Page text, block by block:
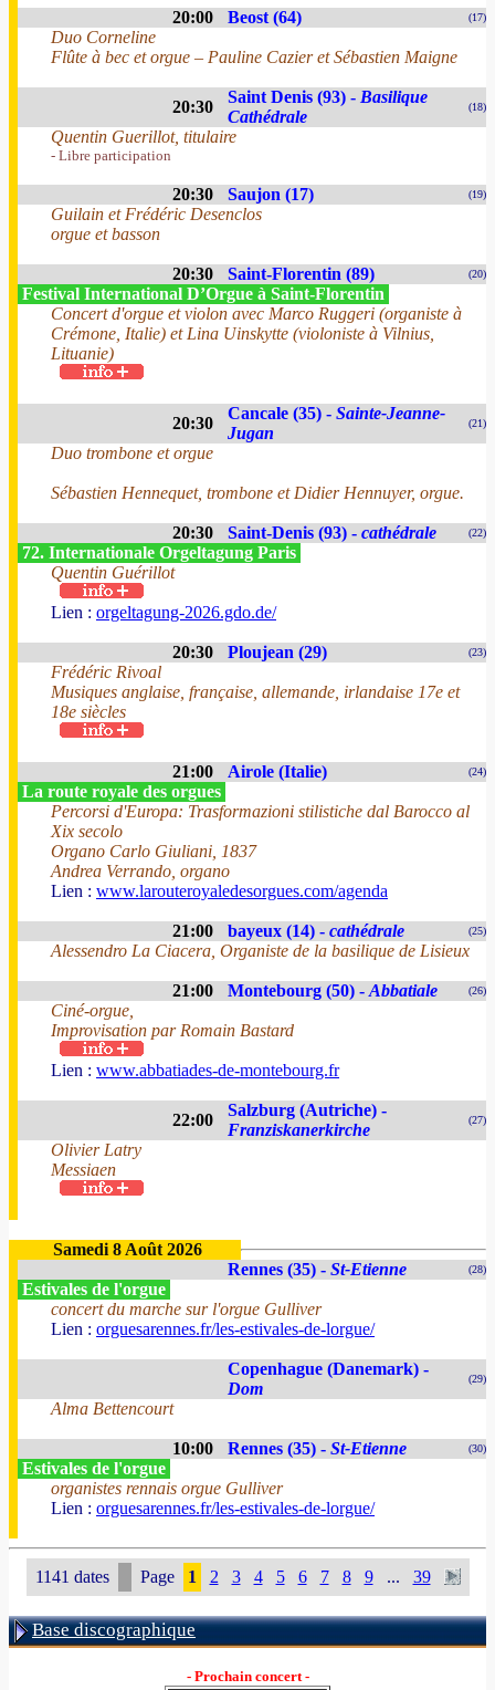
20:00 Beost (64) (17)
Duo Corneline
Flûte à bec et orgue – Pauline Cazier et Sébastien Maigne
20:30
Saint Denis (93) - Basilique
Cathédrale
(18)
Quentin Guerillot, titulaire
- Libre participation
20:30 Saujon (17) (19)
Guilain et Frédéric Desenclos
orgue et basson
20:30 Saint-Florentin (89) (20)
Festival International D’Orgue à Saint-Florentin
Concert d'orgue et violon avec Marco Ruggeri (organiste à
Crémone, Italie) et Lina Uinskytte (violoniste à Vilnius,
Lituanie)
20:30
Cancale (35) - Sainte-Jeanne-
Jugan
(21)
Duo trombone et orgue
Sébastien Hennequet, trombone et Didier Hennuyer, orgue.
20:30 Saint-Denis (93) - cathédrale (22)
72. Internationale Orgeltagung Paris
Quentin Guérillot
Lien : orgeltagung-2026.gdo.de/
20:30 Ploujean (29) (23)
Frédéric Rivoal
Musiques anglaise, française, allemande, irlandaise 17e et
18e siècles
21:00 Airole (Italie) (24)
La route royale des orgues
Percorsi d'Europa: Trasformazioni stilistiche dal Barocco al
Xix secolo
Organo Carlo Giuliani, 1837
Andrea Verrando, organo
Lien : www.larouteroyaledesorgues.com/agenda
21:00 bayeux (14) - cathédrale (25)
Alessendro La Ciacera, Organiste de la basilique de Lisieux
21:00 Montebourg (50) - Abbatiale (26)
Ciné-orgue,
Improvisation par Romain Bastard
Lien : www.abbatiades-de-montebourg.fr
22:00
Salzburg (Autriche) -
Franziskanerkirche
(27)
Olivier Latry
Messiaen
Samedi 8 Août 2026
Rennes (35) - St-Etienne (28)
Estivales de l'orgue
concert du marche sur l'orgue Gulliver
Lien : orguesarennes.fr/les-estivales-de-lorgue/
Copenhague (Danemark) -
Dom
(29)
Alma Bettencourt
10:00 Rennes (35) - St-Etienne (30)
Estivales de l'orgue
organistes rennais orgue Gulliver
Lien : orguesarennes.fr/les-estivales-de-lorgue/
1141 dates Page 1 2 3 4 5 6 7 8 9 ... 39
Base discographique
- Prochain concert -